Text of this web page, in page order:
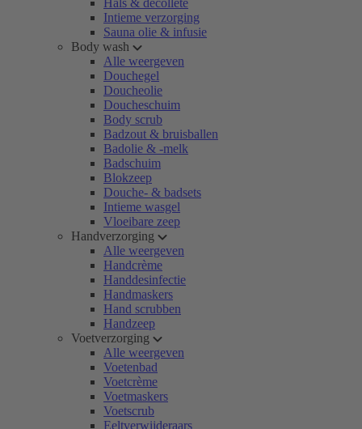
Hals & decolleté
Intieme verzorging
Sauna olie & infusie
Body wash
Alle weergeven
Douchegel
Doucheolie
Doucheschuim
Body scrub
Badzout & bruisballen
Badolie & -melk
Badschuim
Blokzeep
Douche- & badsets
Intieme wasgel
Vloeibare zeep
Handverzorging
Alle weergeven
Handcrème
Handdesinfectie
Handmaskers
Hand scrubben
Handzeep
Voetverzorging
Alle weergeven
Voetenbad
Voetcrème
Voetmaskers
Voetscrub
Eeltverwijderaars